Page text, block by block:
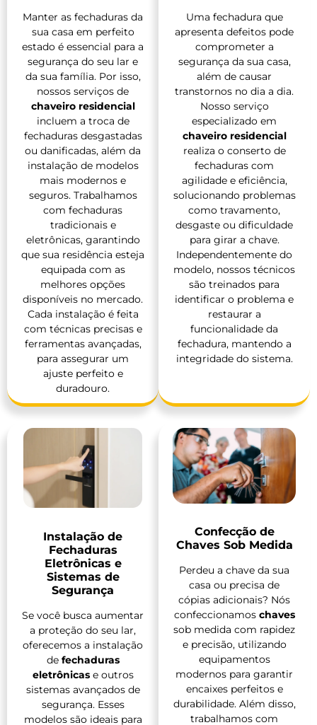
Manter as fechaduras da
sua casa em perfeito
estado é essencial para a
segurança do seu lar e
da sua família. Por isso,
nossos serviços de
chaveiro residencial
incluem a troca de
fechaduras desgastadas
ou danificadas, além da
instalação de modelos
mais modernos e
seguros. Trabalhamos
com fechaduras
tradicionais e
eletrônicas, garantindo
que sua residência esteja
equipada com as
melhores opções
disponíveis no mercado.
Cada instalação é feita
com técnicas precisas e
ferramentas avançadas,
para assegurar um
ajuste perfeito e
duradouro.
Uma fechadura que
apresenta defeitos pode
comprometer a
segurança da sua casa,
além de causar
transtornos no dia a dia.
Nosso serviço
especializado em
chaveiro residencial
realiza o conserto de
fechaduras com
agilidade e eficiência,
solucionando problemas
como travamento,
desgaste ou dificuldade
para girar a chave.
Independentemente do
modelo, nossos técnicos
são treinados para
identificar o problema e
restaurar a
funcionalidade da
fechadura, mantendo a
integridade do sistema.
Instalação de
Fechaduras
Eletrônicas e
Sistemas de
Segurança
Se você busca aumentar
a proteção do seu lar,
oferecemos a instalação
de fechaduras
eletrônicase outros
sistemas avançados de
segurança. Esses
modelos são ideais para
Confecção de
Chaves Sob Medida
Perdeu a chave da sua
casa ou precisa de
cópias adicionais? Nós
confeccionamos chaves
sob medida com rapidez
e precisão, utilizando
equipamentos
modernos para garantir
encaixes perfeitos e
durabilidade. Além disso,
trabalhamos com